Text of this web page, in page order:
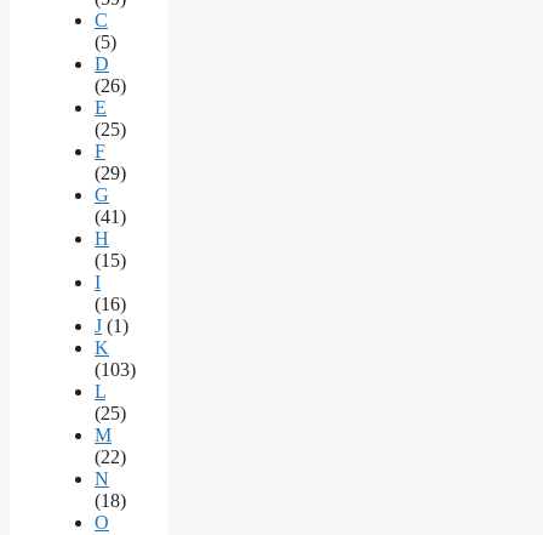
C
(5)
D
(26)
E
(25)
F
(29)
G
(41)
H
(15)
I
(16)
J (1)
K
(103)
L
(25)
M
(22)
N
(18)
O